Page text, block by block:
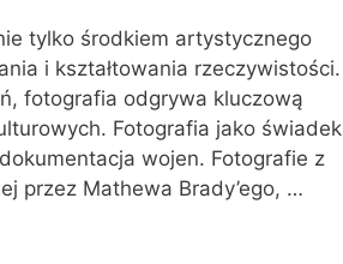
tylko środkiem artystycznego
i kształtowania rzeczywistości.
fotografia odgrywa kluczową
Fotografia jako świadek
wojen. Fotografie z
przez Mathewa Brady’ego, …